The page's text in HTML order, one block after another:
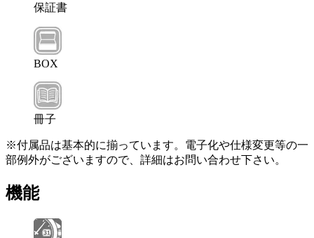
保証書
BOX
冊子
※付属品は基本的に揃っています。電子化や仕様変更等の一
部例外がございますので、詳細はお問い合わせ下さい。
機能